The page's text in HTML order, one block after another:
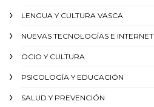
LENGUA Y CULTURA VASCA
NUEVAS TECNOLOGÍAS E INTERNET
OCIO Y CULTURA
PSICOLOGÍA Y EDUCACIÓN
SALUD Y PREVENCIÓN